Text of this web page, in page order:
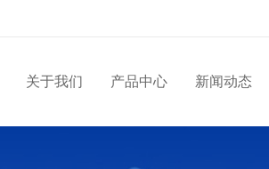
关于我们 产品中心 新闻动态